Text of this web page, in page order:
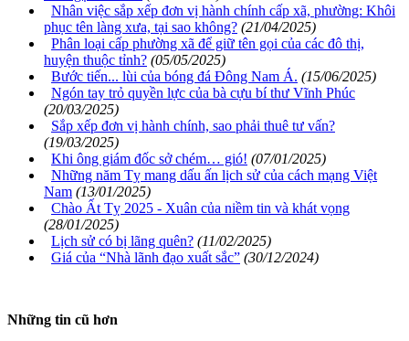
Nhân việc sắp xếp đơn vị hành chính cấp xã, phường: Khôi
phục tên làng xưa, tại sao không? (21/04/2025)
Phân loại cấp phường xã để giữ tên gọi của các đô thị,
huyện thuộc tỉnh? (05/05/2025)
Bước tiến... lùi của bóng đá Đông Nam Á. (15/06/2025)
Ngón tay trỏ quyền lực của bà cựu bí thư Vĩnh Phúc
(20/03/2025)
Sắp xếp đơn vị hành chính, sao phải thuê tư vấn?
(19/03/2025)
Khi ông giám đốc sở chém… gió! (07/01/2025)
Những năm Tỵ mang dấu ấn lịch sử của cách mạng Việt
Nam (13/01/2025)
Chào Ất Tỵ 2025 - Xuân của niềm tin và khát vọng
(28/01/2025)
Lịch sử có bị lãng quên? (11/02/2025)
Giá của “Nhà lãnh đạo xuất sắc” (30/12/2024)
Những tin cũ hơn